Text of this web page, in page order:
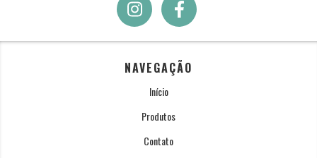
NAVEGAÇÃO
Início
Produtos
Contato